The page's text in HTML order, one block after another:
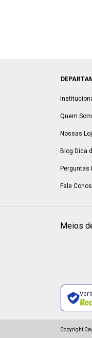
Quem
Nossas
Blog Dica
Perguntas
Fale
Meios
Copyright